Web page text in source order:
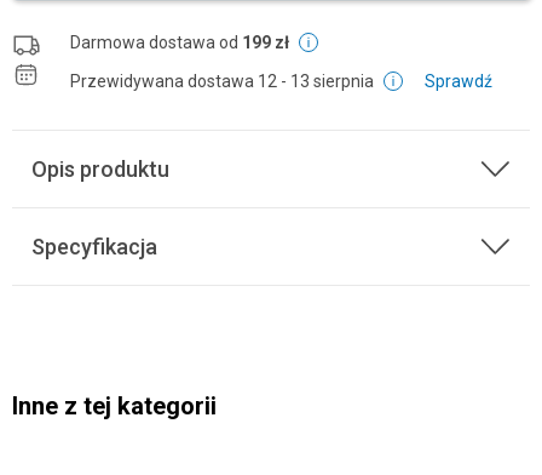
Darmowa dostawa od 199 zł
Przewidywana dostawa 12 - 13 sierpnia Sprawdź
Opis produktu
Specyfikacja
Inne z tej kategorii